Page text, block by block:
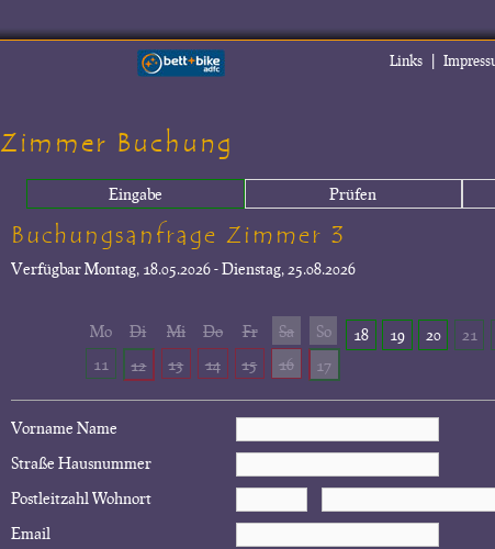
Links |
Zimmer Buchung
Eingabe Prüfen
Buchungsanfrage Zimmer 3
VerfügbarMontag, 18.05.2026 - Dienstag, 25.08.2026
Mo
11
Di
12
Mi
13
Do
14
Fr
15
Sa
16
So
17
18 19 20 21
Vorname Name
Straße Hausnummer
Postleitzahl Wohnort
Email